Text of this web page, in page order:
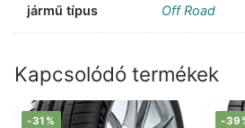
jármű típus Off Road
Kapcsolódó termékek
-31% -